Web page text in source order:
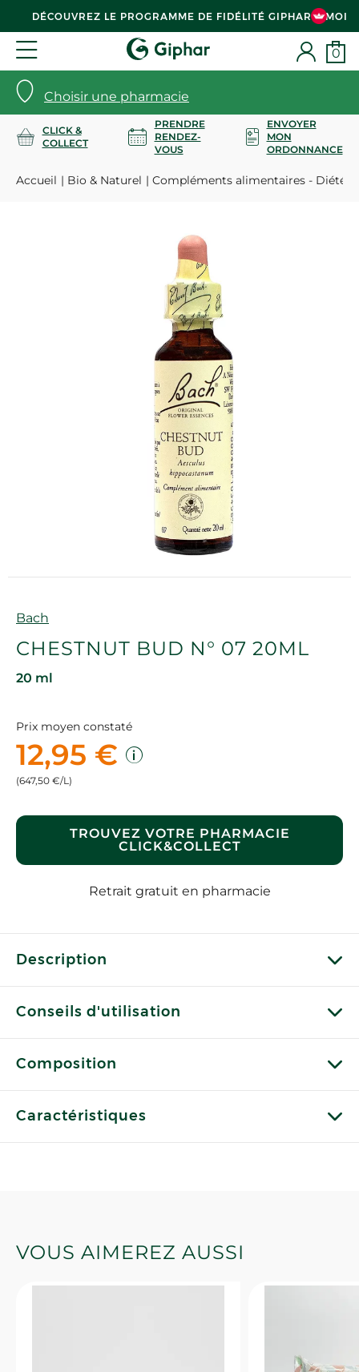
DÉCOUVREZ LE PROGRAMME DE FIDÉLITÉ GIPHAR & MOI
Choisir une pharmacie
0
CLICK &
COLLECT
PRENDRE
RENDEZ-
VOUS
ENVOYER
MON
ORDONNANCE
Accueil Bio & Naturel Compléments alimentaires -
Marque
Bach
CHESTNUT BUD N° 07 20ML
20 ml
Prix moyen constaté
12,95 €
(647,50 €/L)
TROUVEZ VOTRE PHARMACIE
CLICK&COLLECT
Retrait gratuit en pharmacie
Description
Conseils d'utilisation
Composition
Caractéristiques
VOUS AIMEREZ AUSSI